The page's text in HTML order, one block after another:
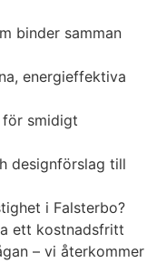
binder samman
energieffektiva
för smidigt
designförslag till
i Falsterbo?
ett kostnadsfritt
– vi återkommer